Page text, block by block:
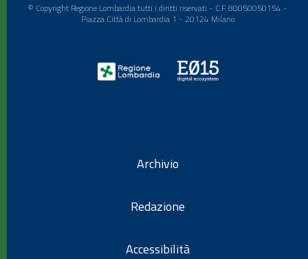
© Copyright Regione Lombardia tutti i diritti riservati - C.F. 80050050154 -
Piazza Città di Lombardia 1 - 20124 Milano
Archivio
Redazione
Accessibilità